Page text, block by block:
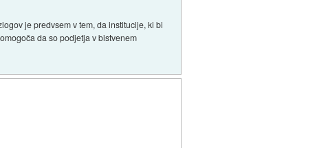
je predvsem v tem, da institucije, ki bi
da so podjetja v bistvenem